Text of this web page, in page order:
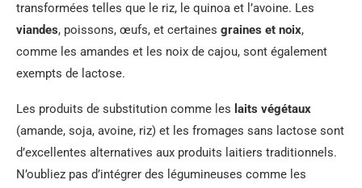
transformées telles que le riz, le quinoa et l’avoine. Les
viandes, poissons, œufs, et certaines graines et noix,
comme les amandes et les noix de cajou, sont également
exempts de lactose.
Les produits de substitution comme les laits végétaux
(amande, soja, avoine, riz) et les fromages sans lactose sont
d’excellentes alternatives aux produits laitiers traditionnels.
N’oubliez pas d’intégrer des légumineuses comme les